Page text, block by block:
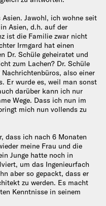
Jawohl, ich wohne seit
Asien, d.h. auf der
ist die Familie zwar nicht
Irmgard hat einen
Dr. Schüle geheiratet und
zum Lachen? Dr. Schüle
also einer
Er wurde es, weil man sonst
darüber kann ich nur
Wege. Dass ich nun im
mich nun vollends zu
dass ich nach 6 Monaten
meine Frau und die
Junge hatte noch in
um das Ingenieurfach
aber so gepackt, dass er
zu werden. Es macht
Kenntnisse in seinem